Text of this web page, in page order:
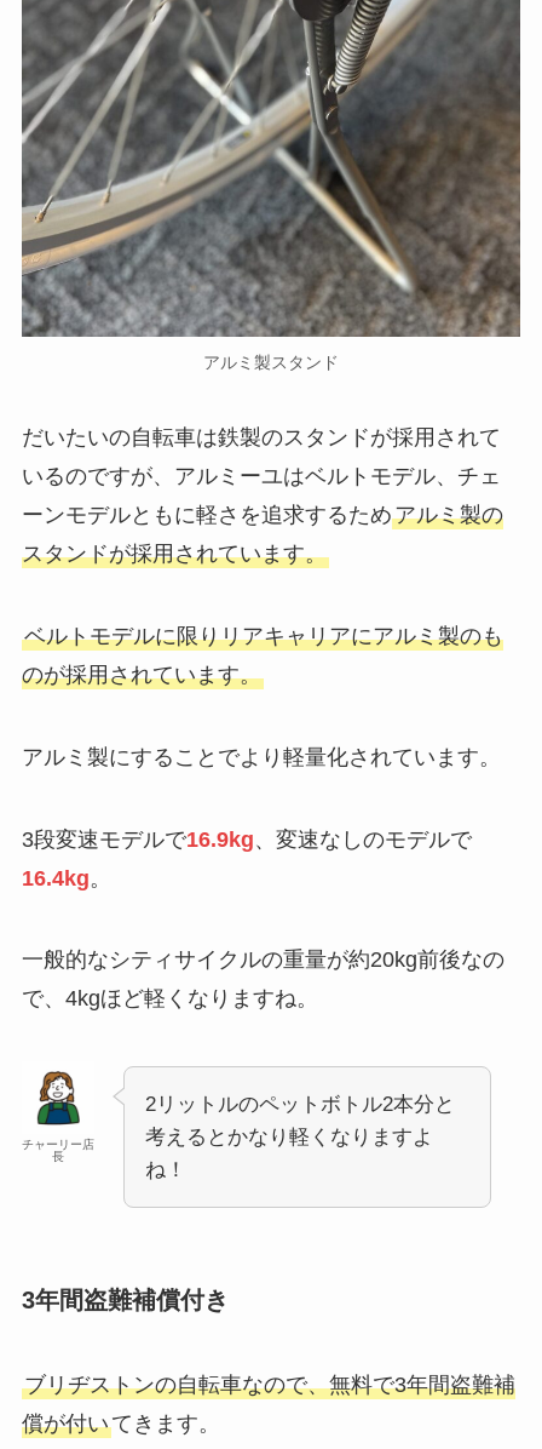
アルミ製スタンド
だいたいの自転車は鉄製のスタンドが採用されて
いるのですが、アルミーユはベルトモデル、チェ
ーンモデルともに軽さを追求するためアルミ製の
スタンドが採用されています。
ベルトモデルに限りリアキャリアにアルミ製のも
のが採用されています。
アルミ製にすることでより軽量化されています。
3段変速モデルで16.9kg、変速なしのモデルで
16.4kg。
一般的なシティサイクルの重量が約20kg前後なの
で、4kgほど軽くなりますね。
チャーリー店
長
2リットルのペットボトル2本分と
考えるとかなり軽くなりますよ
ね！
3年間盗難補償付き
ブリヂストンの自転車なので、無料で3年間盗難補
償が付いてきます。